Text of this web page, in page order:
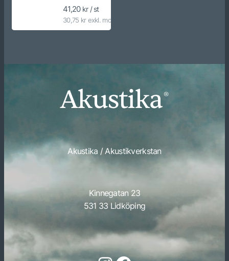
41,20 kr / st
30,75 kr exkl. moms
Akustika / Akustikverkstan
Kinnegatan 23
531 33 Lidköping